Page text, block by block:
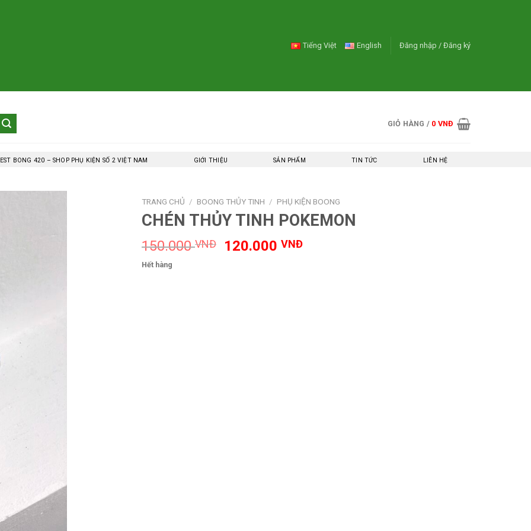
Tiếng Việt English Đăng nhập / Đăng ký
GIỎ HÀNG / 0 VNĐ
BONG 420 – SHOP PHỤ KIỆN SỐ 2 VIỆT NAM GIỚI THIỆU SẢN PHẨM TIN TỨC LIÊN HỆ
TRANG CHỦ / BOONG THỦY TINH / PHỤ KIỆN BOONG
CHÉN THỦY TINH POKEMON
150.000VNĐ
Giá
120.000VNĐGiá
Hết hàng